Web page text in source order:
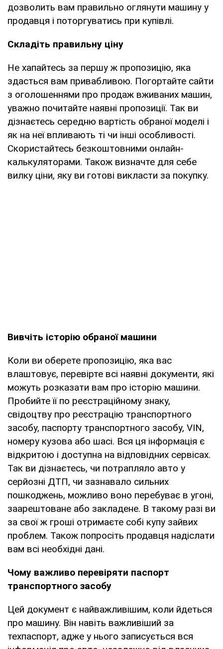
дозволить вам правильно оглянути машину у
продавця і поторгуватись при купівлі.
Складіть правильну ціну
Не хапайтесь за першу ж пропозицію, яка
здасться вам привабливою. Погортайте сайти
з оголошеннями про продаж вживаних машин,
уважно почитайте наявні пропозиції. Так ви
дізнаєтесь середню вартість обраної моделі і
як на неї впливають ті чи інші особливості.
Скористайтесь безкоштовними онлайн-
калькуляторами. Також визначте для себе
вилку ціни, яку ви готові викласти за покупку.
Вивчіть історію обраної машини
Коли ви оберете пропозицію, яка вас
влаштовує, перевірте всі наявні документи, які
можуть розказати вам про історію машини.
Пробийте її по реєстраційному знаку,
свідоцтву про реєстрацію транспортного
засобу, паспорту транспортного засобу, VIN,
номеру кузова або шасі. Вся ця інформація є
відкритою і доступна на відповідних сервісах.
Так ви дізнаєтесь, чи потрапляло авто у
серйозні ДТП, чи зазнавало сильних
пошкоджень, можливо воно перебуває в угоні,
заарештоване або закладене. В такому разі ви
за свої ж гроші отримаєте собі купу зайвих
проблем. Також попросіть продавця надіслати
вам всі необхідні дані.
Чому важливо перевіряти паспорт
транспортного засобу
Цей документ є найважливішим, коли йдеться
про машину. Він навіть важливіший за
техпаспорт, адже у нього записується вся